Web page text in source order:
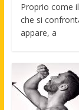
Proprio come
che si
appare, a